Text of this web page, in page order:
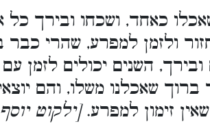
כאחד, ושכחו ובירך כל
ולזמן למפרע, שהרי
השנים יכולים לזמן
ברוך שאכלנו משלו, והם
שאין זימון למפרע.[ילקוט